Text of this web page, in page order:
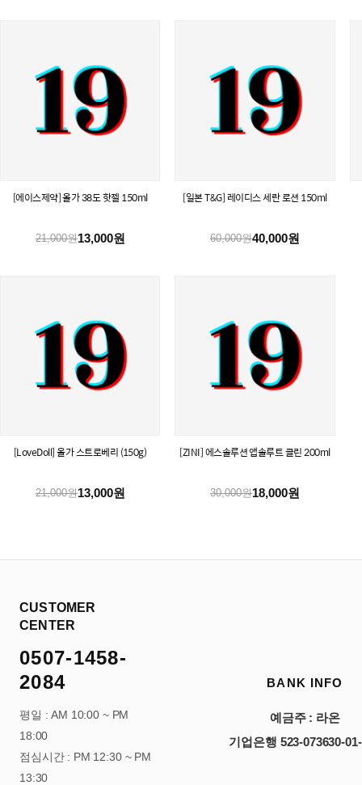
[에이스제약] 올가 38도 핫젤 150ml
21,000원13,000원
[일본 T&G] 레이디스 세란 로션 150ml
60,000원40,000원
[LoveDoll] 올가 스트로베리 (150g)
21,000원13,000원
[ZINI] 에스솔루션 앱솔루트 클린 200ml
30,000원18,000원
CUSTOMER
CENTER
0507-1458-
2084
평일 : AM 10:00 ~ PM
18:00
점심시간 : PM 12:30 ~ PM
13:30
BANK INFO
예금주 : 라온
기업은행 523-073630-